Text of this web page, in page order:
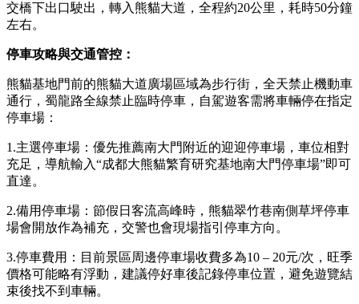
交橋下出口駛出，轉入熊貓大道，全程約20公里，耗時50分鐘
左右。
停車攻略與交通管控 ：
熊貓基地門前的熊貓大道廣場區域為步行街，全天禁止機動車
通行，蜀龍路全線禁止臨時停車，自駕遊客需將車輛停在指定
停車場：
1.主選停車場：優先推薦南大門附近的迎迎停車場，車位相對
充足，導航輸入“成都大熊貓繁育研究基地南大門停車場”即可
直達。
2.備用停車場：節假日客流高峰時，熊貓翠竹巷南側草坪停車
場會開放作為補充，交警也會現場指引停車方向。
3.停車費用：目前景區周邊停車場收費多為10 – 20元/次，旺季
價格可能略有浮動，建議停好車後記錄停車位置，避免遊覽結
束後找不到車輛。